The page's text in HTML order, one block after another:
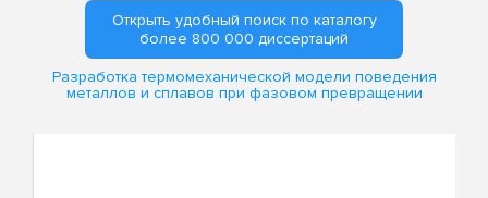
Открыть удобный поиск по каталогу
более 800 000 диссертаций
Разработка термомеханической модели поведения
металлов и сплавов при фазовом превращении